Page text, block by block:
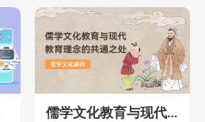
儒学文化教育与现代教育理念的共通之处